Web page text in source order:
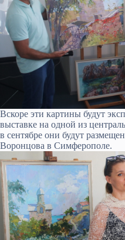
Вскоре эти картины будут
выставке на одной из
в сентябре они будут
Воронцова в Симферополе.